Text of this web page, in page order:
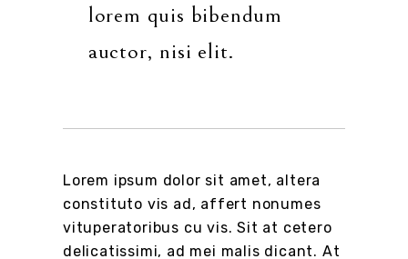
lorem quis bibendum
auctor, nisi elit.
Lorem ipsum dolor sit amet, altera
constituto vis ad, affert nonumes
vituperatoribus cu vis. Sit at cetero
delicatissimi, ad mei malis dicant. At